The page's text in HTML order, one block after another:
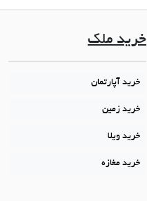
خرید ملک
خرید آپارتمان
خرید زمین
خرید ویلا
خرید مغازه